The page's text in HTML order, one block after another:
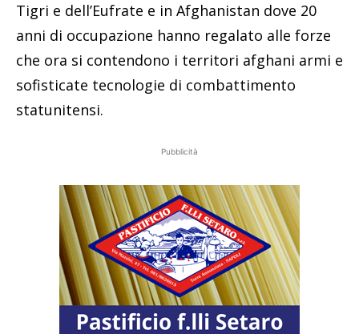
Tigri e dell’Eufrate e in Afghanistan dove 20
anni di occupazione hanno regalato alle forze
che ora si contendono i territori afghani armi e
sofisticate tecnologie di combattimento
statunitensi.
Pubblicità